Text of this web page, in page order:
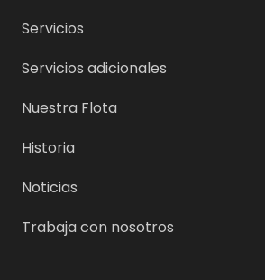
Servicios
Servicios adicionales
Nuestra Flota
Historia
Noticias
Trabaja con nosotros